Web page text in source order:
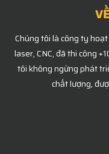
Chúng tôi là công ty
laser, CNC, đã thi công
tôi không ngừng phát
chất lượng,